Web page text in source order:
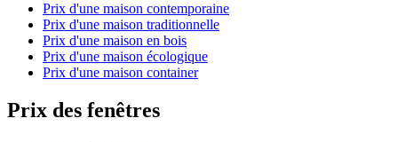
Prix d'une maison contemporaine
Prix d'une maison traditionnelle
Prix d'une maison en bois
Prix d'une maison écologique
Prix d'une maison container
Prix des fenêtres